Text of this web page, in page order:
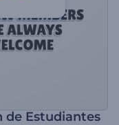
de Estudiantes